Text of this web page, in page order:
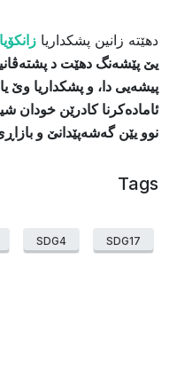
​دهێتە زانین پشکداریا
یێ پێشەنگ دهێت د
پیشەیی دا، و پشکداریا وێ
ئامادەکرنا کادرێن خودان
نوو یێن گەشەپێدانێ و
Tags
SDG17
SDG4